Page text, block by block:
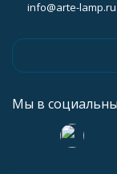
info@arte-lamp.ru
Мы в